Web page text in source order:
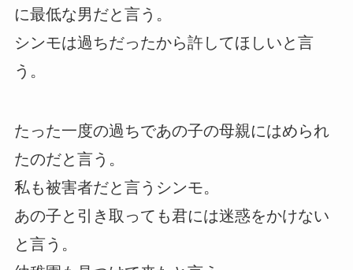
に最低な男だと言う。
シンモは過ちだったから許してほしいと言
う。
たった一度の過ちであの子の母親にはめられ
たのだと言う。
私も被害者だと言うシンモ。
あの子と引き取っても君には迷惑をかけない
と言う。